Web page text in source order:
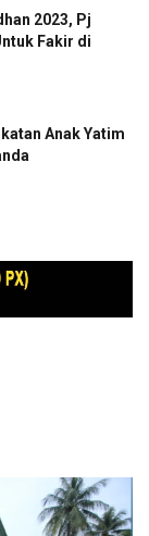
2023, Pj
Fakir di
Anak Yatim